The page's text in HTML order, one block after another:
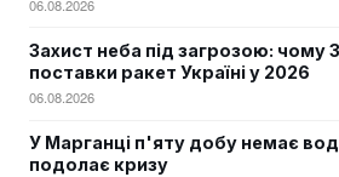
06.08.2026
Захист неба під загрозою: чому
поставки ракет Україні у 2026
06.08.2026
У Марганці п'яту добу немає
подолає кризу